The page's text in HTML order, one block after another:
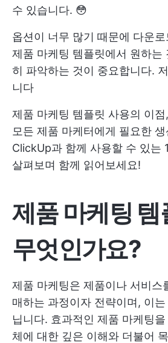
수 있습니다. 😳
옵션이 너무 많기 때문에 다운
제품 마케팅 템플릿에서 원하는
히 파악하는 것이 중요합니다.
니다
제품 마케팅 템플릿 사용의 이
모든 제품 마케터에게 필요한
ClickUp과 함께 사용할 수 있는
살펴보며 함께 읽어보세요!
제품 마케팅
무엇인가요?
제품 마케팅은 제품이나 서비스
매하는 과정이자 전략이며, 이
닙니다. 효과적인 제품 마케팅
체에 대한 깊은 이해와 더불어